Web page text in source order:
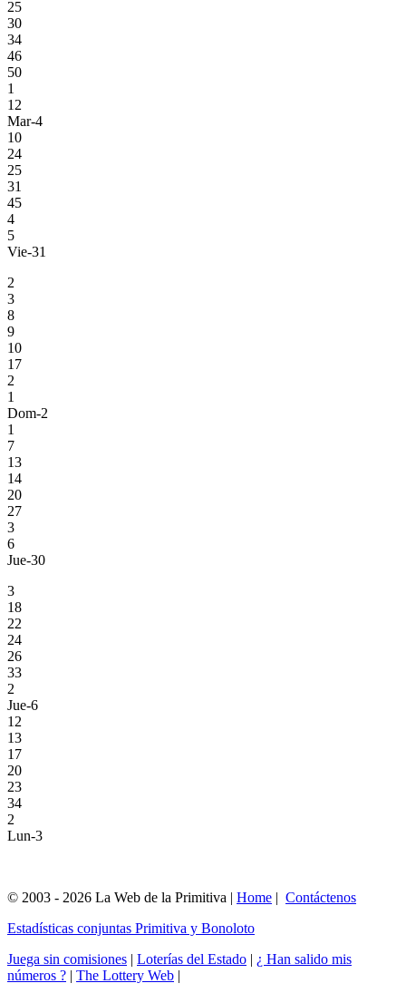
25
30
34
46
50
1
12
Mar-4
10
24
25
31
45
4
5
Vie-31
2
3
8
9
10
17
2
1
Dom-2
1
7
13
14
20
27
3
6
Jue-30
3
18
22
24
26
33
2
Jue-6
12
13
17
20
23
34
2
Lun-3
© 2003 - 2026 La Web de la Primitiva | Home | Contáctenos
Estadísticas conjuntas Primitiva y Bonoloto
Juega sin comisiones | Loterías del Estado | ¿ Han salido mis
números ? | The Lottery Web |